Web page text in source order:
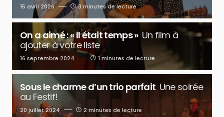
15 avril 2026 3 minutes de lecture
On a aimé : « Il était temps » Un film à
ajouter à votre liste
16 septembre 2024 1 minutes de lecture
Sous le charme d’un trio parfait Une soirée
au Festif!
20 juillet 2024 2 minutes de lecture